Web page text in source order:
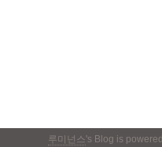
루미넌스's Blog is